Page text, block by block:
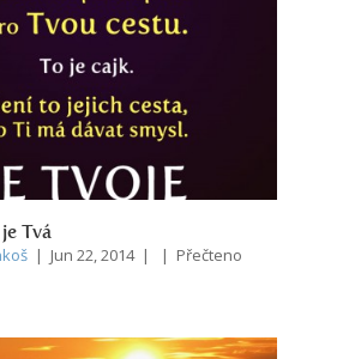
Tvá
| Jun 22, 2014 | | Přečteno